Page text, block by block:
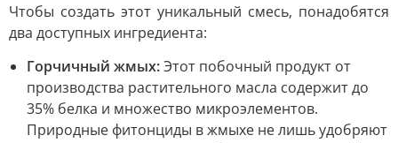
Чтобы создать этот уникальный смесь, понадобятся
два доступных ингредиента:
Горчичный жмых:Этот побочный продукт от
производства растительного масла содержит до
35% белка и множество микроэлементов.
Природные фитонциды в жмыхе не лишь удобряют